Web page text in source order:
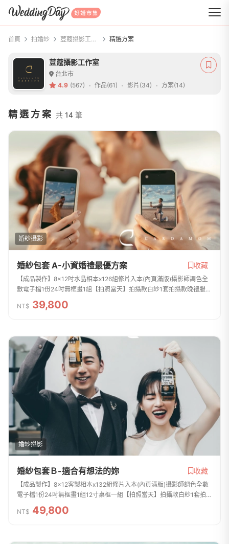
WeddingDay 好婚市集
首頁 拍婚紗 荳蔻攝影工作室 精選方案
荳蔻攝影工作室
台北市
4.9 (567) 作品(61) 影片(34) 方案(14)
精選方案 共 14 筆
婚紗攝影
婚紗包套 A-小資婚禮最優方案 收藏
【成品製作】8x12吋水晶相本x126組修片入本(內頁滿版)攝影師調色全
數電子檔1份24吋無框畫1組【拍照當天】拍攝款白紗1套拍攝款晚禮服1
套西服1套整體彩妝造型2組6小時拍攝(不含開妝時間）包含內景攝影棚
+外景的拍攝婚...
NT$ 39,800
婚紗攝影
婚紗包套Ｂ-適合有想法的妳 收藏
【成品製作】8x12客製相本x132組修片入本(內頁滿版)攝影師調色全數
電子檔1份24吋無框畫1組12寸桌框一組【拍照當天】拍攝款白紗1套拍攝
款晚禮服1套拍攝便服1套西服1套整體彩妝造型3組8小時拍攝(不含開妝
時間)包含內景...
NT$ 49,800